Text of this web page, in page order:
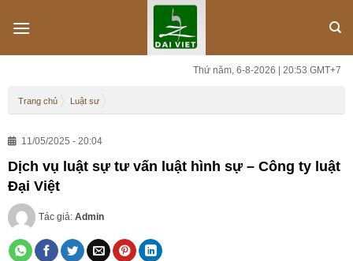
Thứ năm, 6-8-2026 | 20:53 GMT+7
Trang chủ Luật sư
11/05/2025 - 20:04
Dịch vụ luật sự tư vấn luật hình sự – Công ty luật
Đại Việt
Tác giả: Admin